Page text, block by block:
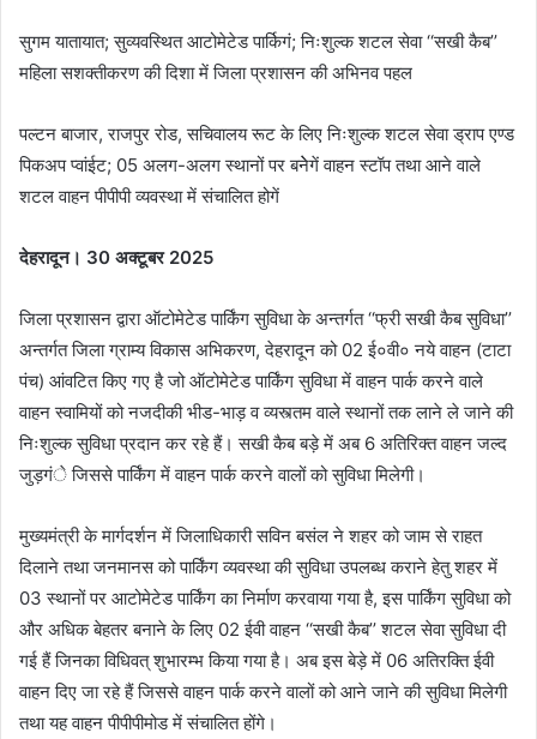
सुगम यातायात; सुव्यवस्थित आटोमेटेड पार्किगं; निःशुल्क शटल सेवा ‘‘सखी कैब’’
महिला सशक्तीकरण की दिशा में जिला प्रशासन की अभिनव पहल
पल्टन बाजार, राजपुर रोड, सचिवालय रूट के लिए निःशुल्क शटल सेवा ड्राप एण्ड
पिकअप प्वांईट; 05 अलग-अलग स्थानों पर बनेेगें वाहन स्टॉप तथा आने वाले
शटल वाहन पीपीपी व्यवस्था में संचालित होगें
देहरादून। 30 अक्टूबर 2025
जिला प्रशासन द्वारा ऑटोमेटेड पार्किंग सुविधा के अन्तर्गत ‘‘फ्री सखी कैब सुविधा’’
अन्तर्गत जिला ग्राम्य विकास अभिकरण, देहरादून को 02 ई०वी० नये वाहन (टाटा
पंच) आंवटित किए गए है जो ऑटोमेटेड पार्किंग सुविधा में वाहन पार्क करने वाले
वाहन स्वामियों को नजदीकी भीड-भाड़ व व्यस्त्तम वाले स्थानों तक लाने ले जाने की
निःशुल्क सुविधा प्रदान कर रहे हैं। सखी कैब बड़े में अब 6 अतिरिक्त वाहन जल्द
जुड़गंे जिससे पार्किंग में वाहन पार्क करने वालों को सुविधा मिलेगी।
मुख्यमंत्री के मार्गदर्शन में जिलाधिकारी सविन बसंल ने शहर को जाम से राहत
दिलाने तथा जनमानस को पार्किंग व्यवस्था की सुविधा उपलब्ध कराने हेतु शहर में
03 स्थानों पर आटोमेटेड पार्किंग का निर्माण करवाया गया है, इस पार्किंग सुविधा को
और अधिक बेहतर बनाने के लिए 02 ईवी वाहन ‘‘सखी कैब’’ शटल सेवा सुविधा दी
गई हैं जिनका विधिवत् शुभारम्भ किया गया है। अब इस बेड़े में 06 अतिरक्ति ईवी
वाहन दिए जा रहे हैं जिससे वाहन पार्क करने वालों को आने जाने की सुविधा मिलेगी
तथा यह वाहन पीपीपीमोड में संचालित होंगे।